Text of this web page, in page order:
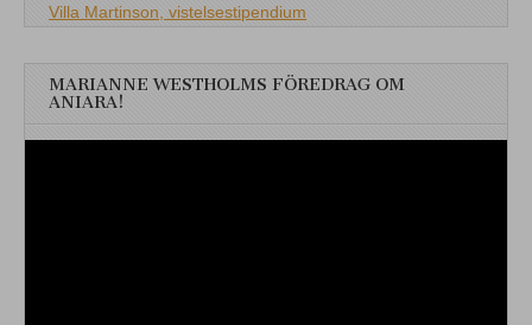
Villa Martinson, vistelsestipendium
MARIANNE WESTHOLMS FÖREDRAG OM
ANIARA!